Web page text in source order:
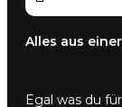
Alles aus
Egal was du